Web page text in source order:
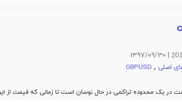
| 1397/09/30
اصلی ,
GBPUSD
در یک محدوده تراکمی در حال نوسان است تا زمانی که قیمت از